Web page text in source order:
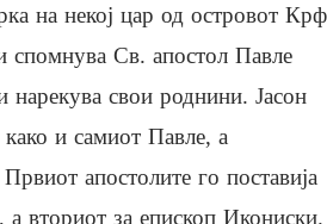
на некој цар од островот
спомнува Св. апостол Павле
свои роднини. Јасон
и самиот Павле, а
апостолите го поставија
а вториот за епископ Икониски.